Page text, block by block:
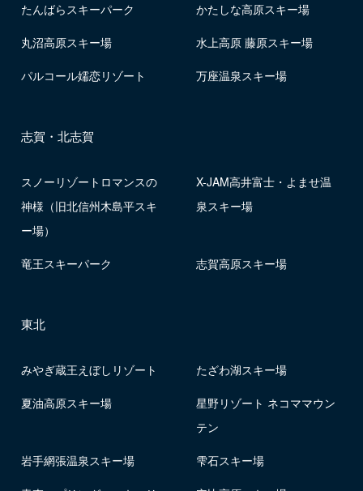
たんばらスキーパーク かたしな高原スキー場
丸沼高原スキー場 水上高原 藤原スキー場
パルコール嬬恋リゾート 万座温泉スキー場
志賀・北志賀
スノーリゾートロマンスの
神様（旧北信州木島平スキ
ー場）
X-JAM高井富士・よませ温
泉スキー場
竜王スキーパーク 志賀高原スキー場
東北
みやぎ蔵王えぼしリゾート たざわ湖スキー場
夏油高原スキー場
星野リゾート ネコママウン
テン
岩手網張温泉スキー場 雫石スキー場